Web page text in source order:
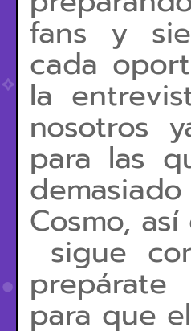
fans y
cada
la
nosotros
para las
Cosmo,
sigue
prepárate
para que